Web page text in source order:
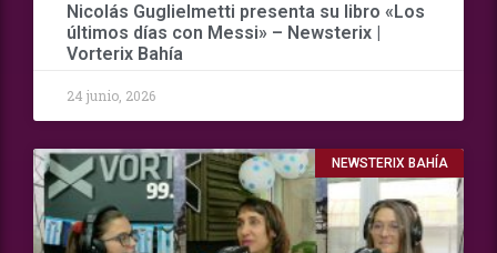
Nicolás Guglielmetti presenta su libro «Los
últimos días con Messi» – Newsterix |
Vorterix Bahía
24 junio, 2026
NEWSTERIX BAHÍA